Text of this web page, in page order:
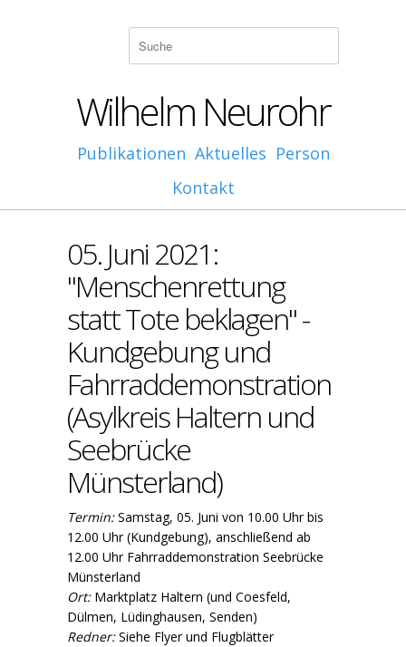
Wilhelm Neurohr
Publikationen Aktuelles Person
Kontakt
05. Juni 2021:
"Menschenrettung
statt Tote beklagen" -
Kundgebung und
Fahrraddemonstration
(Asylkreis Haltern und
Seebrücke
Münsterland)
Termin:Samstag, 05. Juni von 10.00 Uhr bis
12.00 Uhr (Kundgebung), anschließend ab
12.00 Uhr Fahrraddemonstration Seebrücke
Münsterland
Ort:Marktplatz Haltern (und Coesfeld,
Dülmen, Lüdinghausen, Senden)
Redner:Siehe Flyer und Flugblätter